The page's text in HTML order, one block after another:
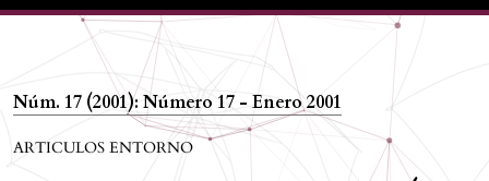
Núm. 17 (2001): Número 17 - Enero 2001
ARTICULOS ENTORNO